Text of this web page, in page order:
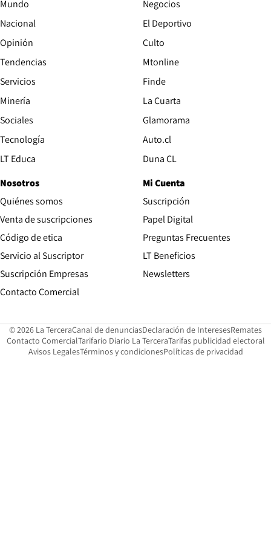
Mundo
Nacional
Opinión
Tendencias
Servicios
Minería
Sociales
Tecnología
LT Educa
Negocios
El Deportivo
Culto
Mtonline
Finde
La Cuarta
Glamorama
Auto.clOpens in new window
Duna CLOpens in new window
Nosotros
Quiénes somos
Venta de suscripciones
Código de etica Opens in new window
Servicio al Suscriptor
Suscripción Empresas
Contacto ComercialOpens in new window
Mi Cuenta
Suscripción
Papel DigitalOpens in new
Preguntas Frecuentes
LT Beneficios
Newsletters
© 2026 La TerceraCanal de denunciasOpens in new window
Declaración de InteresesOpens in
Remates
Contacto ComercialOpens in new window
Tarifario Diario La TerceraOpens in new window
Tarifas publicidad electoral
Avisos LegalesOpens in new window
Términos y condicionesPolíticas de privacidad